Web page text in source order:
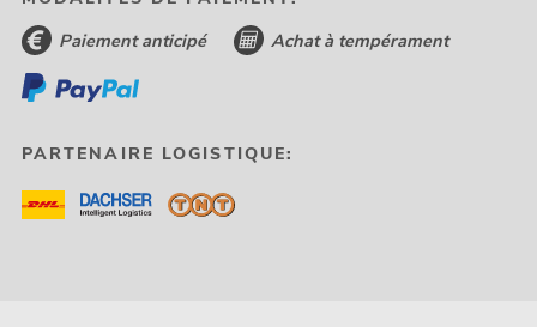
Paiement anticipé Achat à tempérament
PARTENAIRE LOGISTIQUE: